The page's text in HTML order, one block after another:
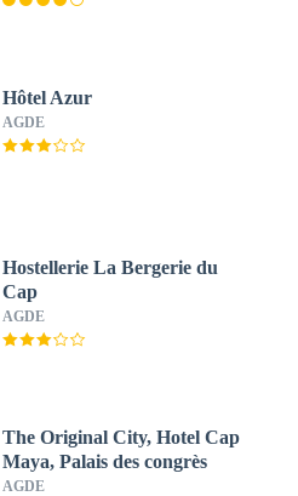
Hôtel Azur
AGDE
Hostellerie La Bergerie du
Cap
AGDE
The Original City, Hotel Cap
Maya, Palais des congrès
AGDE